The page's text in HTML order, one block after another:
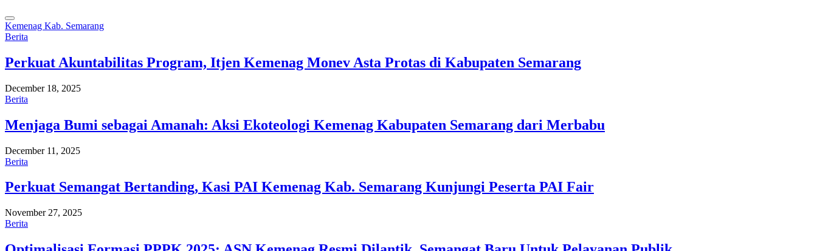
Kemenag Kab. Semarang
Berita
Perkuat Akuntabilitas Program, Itjen Kemenag Monev Asta Protas di Kabupaten Semarang
December 18, 2025
Berita
Menjaga Bumi sebagai Amanah: Aksi Ekoteologi Kemenag Kabupaten Semarang dari Merbabu
December 11, 2025
Berita
Perkuat Semangat Bertanding, Kasi PAI Kemenag Kab. Semarang Kunjungi Peserta PAI Fair
November 27, 2025
Berita